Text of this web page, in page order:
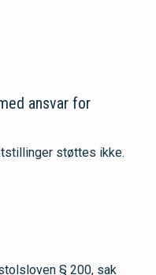
ansvar for
støttes ikke.
§ 200, sak